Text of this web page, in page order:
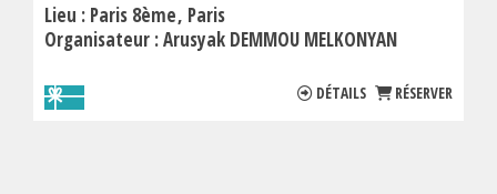
Lieu : Paris 8ème Paris
Organisateur :Arusyak DEMMOU MELKONYAN
DÉTAILS RÉSERVER